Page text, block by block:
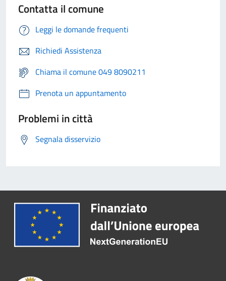
Contatta il comune
Leggi le domande frequenti
Richiedi Assistenza
Chiama il comune 049 8090211
Prenota un appuntamento
Problemi in città
Segnala disservizio